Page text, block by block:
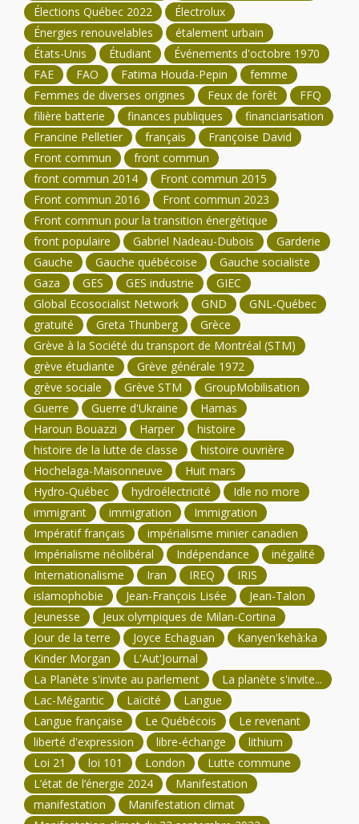
Élections Québec 2022
Électrolux
Énergies renouvelables
étalement urbain
États-Unis
Étudiant
Événements d'octobre 1970
FAE
FAO Fatima Houda-Pepin
femme
Femmes de diverses origines
Feux de forêt
FFQ
filière batterie
finances publiques
financiarisation
Francine Pelletier
français
Françoise David
Front commun
front commun
front commun 2014
Front commun 2015
Front commun 2016
Front commun 2023
Front commun pour la transition énergétique
front populaire
Gabriel Nadeau-Dubois
Garderie
Gauche
Gauche québécoise
Gauche socialiste
Gaza
GES GES industrie
GIEC
Global Ecosocialist Network
GND
GNL-Québec
gratuité
Greta Thunberg
Grèce
Grève à la Société du transport de Montréal (STM)
grève étudiante
Grève générale 1972
grève sociale
Grève STM
GroupMobilisation
Guerre
Guerre d'Ukraine
Hamas
Haroun Bouazzi
Harper
histoire
histoire de la lutte de classe
histoire ouvrière
Hochelaga-Maisonneuve
Huit mars
Hydro-Québec
hydroélectricité
Idle no more
immigrant
immigration
Immigration
Impératif français
impérialisme minier canadien
Impérialisme néolibéral
Indépendance
inégalité
Internationalisme
Iran IREQ
IRIS
islamophobie
Jean-François Lisée
Jean-Talon
Jeunesse
Jeux olympiques de Milan-Cortina
Jour de la terre
Joyce Echaguan
Kanyen'kehà:ka
Kinder Morgan
L'Aut'Journal
La Planète s'invite au parlement
La planète s'invite...
Lac-Mégantic
Laïcité
Langue
Langue française
Le Québécois
Le revenant
liberté d'expression
libre-échange
lithium
Loi 21
loi 101 London
Lutte commune
L’état de l’énergie 2024
Manifestation
manifestation
Manifestation climat